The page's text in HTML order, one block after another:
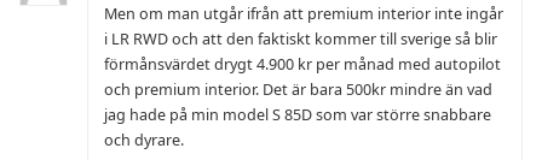
Men om man utgår ifrån att premium interior inte ingår
i LR RWD och att den faktiskt kommer till sverige så blir
förmånsvärdet drygt 4.900 kr per månad med autopilot
och premium interior. Det är bara 500kr mindre än vad
jag hade på min model S 85D som var större snabbare
och dyrare.